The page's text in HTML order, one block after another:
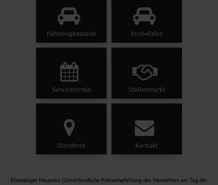
Fahrzeugbestand Probefahrt
Servicetermin Stellenmarkt
Standorte Kontakt
1
Ehemaliger Neupreis (Unverbindliche Preisempfehlung des Herstellers am Tag der